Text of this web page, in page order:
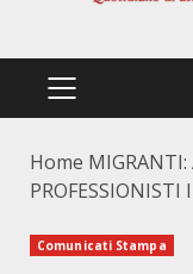
PRIMÄRES
Home MIGRANTI:
PROFESSIONISTI
Comunicati Stampa